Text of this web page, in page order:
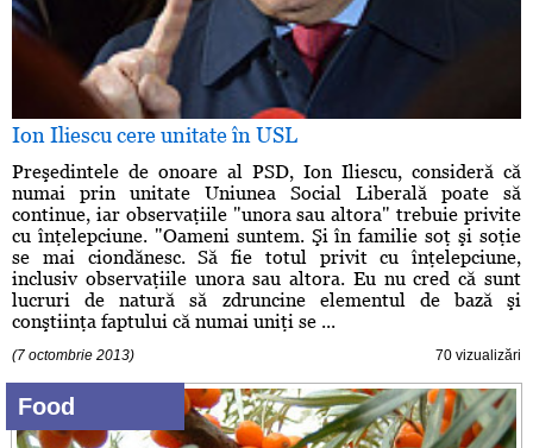
Ion Iliescu cere unitate în USL
Preşedintele de onoare al PSD, Ion Iliescu, consideră că
numai prin unitate Uniunea Social Liberală poate să
continue, iar observaţiile "unora sau altora" trebuie privite
cu înţelepciune. "Oameni suntem. Şi în familie soţ şi soţie
se mai ciondănesc. Să fie totul privit cu înţelepciune,
inclusiv observaţiile unora sau altora. Eu nu cred că sunt
lucruri de natură să zdruncine elementul de bază şi
conştiinţa faptului că numai uniţi se ...
(7 octombrie 2013) 70 vizualizări
Food